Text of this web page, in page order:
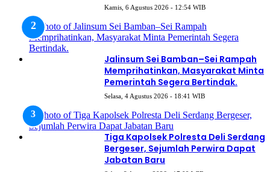
Kamis, 6 Agustus 2026 - 12:54 WIB
Jalinsum Sei Bamban–Sei Rampah
Memprihatinkan, Masyarakat Minta
Pemerintah Segera Bertindak.
Selasa, 4 Agustus 2026 - 18:41 WIB
Tiga Kapolsek Polresta Deli Serdang
Bergeser, Sejumlah Perwira Dapat
Jabatan Baru